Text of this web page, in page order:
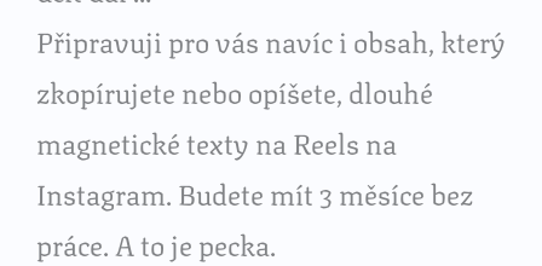
Připravuji pro vás navíc i obsah, který
zkopírujete nebo opíšete, dlouhé
magnetické texty na Reels na
Instagram. Budete mít 3 měsíce bez
práce. A to je pecka.